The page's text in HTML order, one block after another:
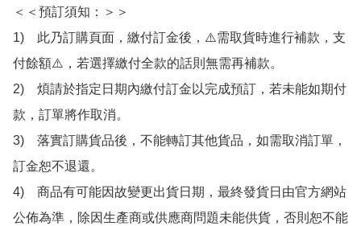
＜＜預訂須知：＞＞
1)　此乃訂購頁面，繳付訂金後，⚠️需取貨時進行補款，支
付餘額⚠️，若選擇繳付全款的話則無需再補款。
2)　煩請於指定日期內繳付訂金以完成預訂，若未能如期付
款，訂單將作取消。
3)　落實訂購貨品後，不能轉訂其他貨品，如需取消訂單，
訂金恕不退還。
4)　商品有可能因故變更出貨日期，最終發貨日由官方網站
公佈為準，除因生產商或供應商問題未能供貨，否則恕不能